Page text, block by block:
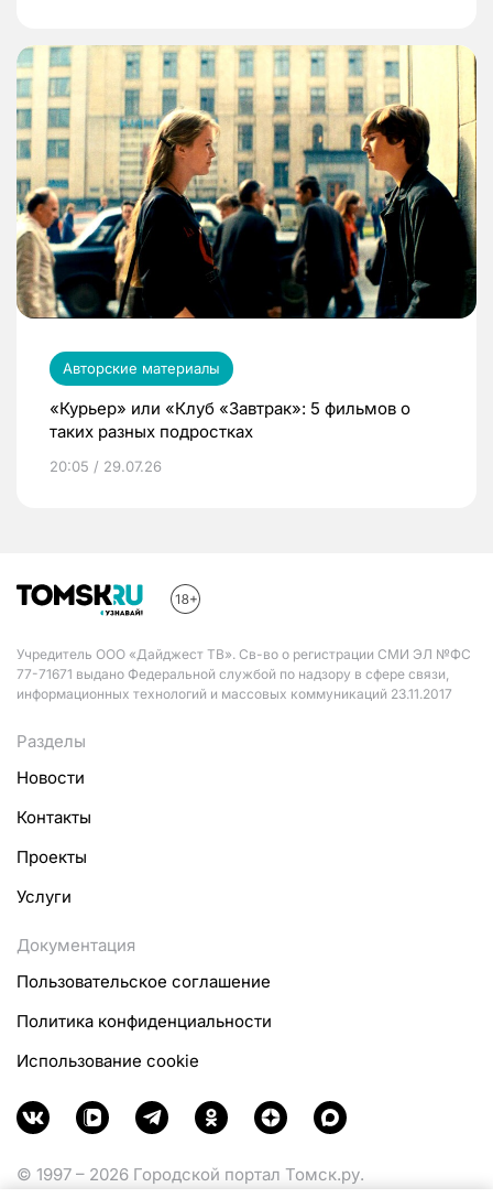
Авторские материалы
«Курьер» или «Клуб «Завтрак»: 5 фильмов о
таких разных подростках
20:05 / 29.07.26
Учредитель ООО «Дайджест ТВ». Св-во о регистрации СМИ ЭЛ №ФС
77-71671 выдано Федеральной службой по надзору в сфере связи,
информационных технологий и массовых коммуникаций 23.11.2017
Разделы
Новости
Контакты
Проекты
Услуги
Документация
Пользовательское соглашение
Политика конфиденциальности
Использование cookie
© 1997 – 2026 Городской портал Томск.ру.